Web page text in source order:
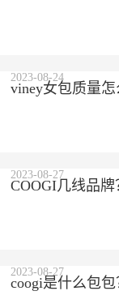
viney女包质量
2023-08-24
COOGI几线品牌
2023-08-27
coogi是什么包包
2023-08-27